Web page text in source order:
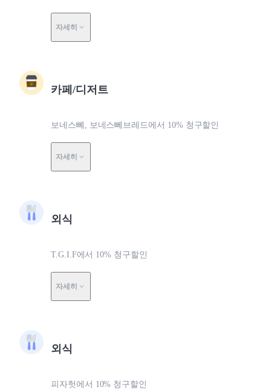
자세히
카페/디저트
보네스뻬, 보네스뻬브레드에서 10% 청구할인
자세히
외식
T.G.I.F에서 10% 청구할인
자세히
외식
피자헛에서 10% 청구할인